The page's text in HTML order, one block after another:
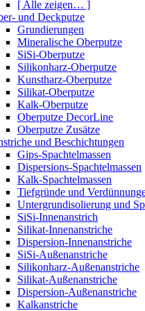
[ Alle zeigen… ]
und Deckputze
Grundierungen
Mineralische Oberputze
SiSi-Oberputze
Silikonharz-Oberputze
Kunstharz-Oberputze
Silikat-Oberputze
Kalk-Oberputze
Oberputze DecorLine
Oberputze Zusätze
und Beschichtungen
Gips-Spachtelmassen
Dispersions-Spachtelmassen
Kalk-Spachtelmassen
Tiefgründe und
Untergrundisolierung und
SiSi-Innenanstrich
Silikat-Innenanstriche
Dispersion-Innenanstriche
SiSi-Außenanstriche
Silikonharz-Außenanstriche
Silikat-Außenanstriche
Dispersion-Außenanstriche
Kalkanstriche